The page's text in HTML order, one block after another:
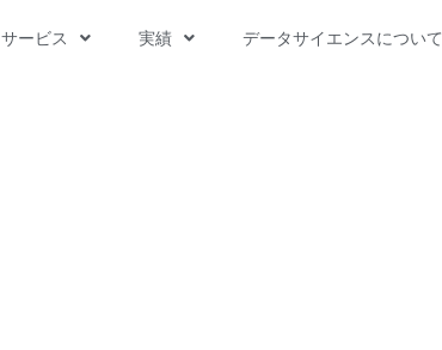
サービス 実績 データサイエンスについて